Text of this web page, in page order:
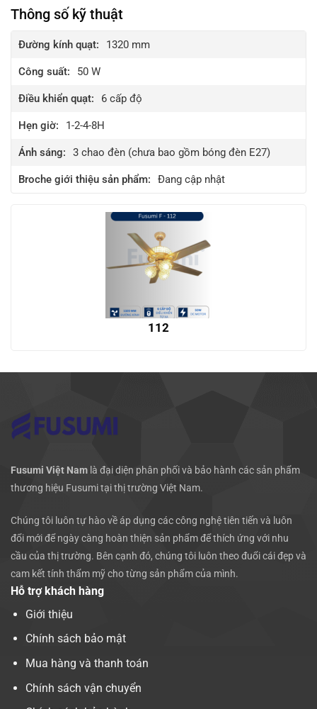
Thông số kỹ thuật
Đường kính quạt: 1320 mm
Công suất: 50 W
Điều khiển quạt: 6 cấp độ
Hẹn giờ: 1-2-4-8H
Ánh sáng: 3 chao đèn (chưa bao gồm bóng đèn E27)
Broche giới thiệu sản phẩm: Đang cập nhật
112
Fusumi Việt Nam là đại diện phân phối và bảo hành các sản phẩm
thương hiệu Fusumi tại thị trường Việt Nam.
Chúng tôi luôn tự hào về áp dụng các công nghệ tiên tiến và luôn
đổi mới để ngày càng hoàn thiện sản phẩm để thích ứng với nhu
cầu của thị trường. Bên cạnh đó, chúng tôi luôn theo đuổi cái đẹp và
cam kết tính thẩm mỹ cho từng sản phẩm của mình.
Hỗ trợ khách hàng
Giới thiệu
Chính sách bảo mật
Mua hàng và thanh toán
Chính sách vận chuyển